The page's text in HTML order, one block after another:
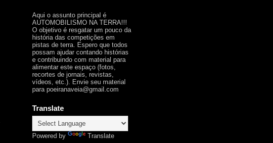
Aqui o assunto principal é
AUTOMOBILISMO NA TERRA!!!
O objetivo é resgatar um pouco da
história das competições em
pistas de terra. Espero que todos
possam ajudar contando histórias
e contribuindo com material para
alimentar este espaço (fotos,
recortes de jornais, revistas,
vídeos, etc.). Envie seu material
para poeiranaveia@gmail.com
Translate
Powered by Translate